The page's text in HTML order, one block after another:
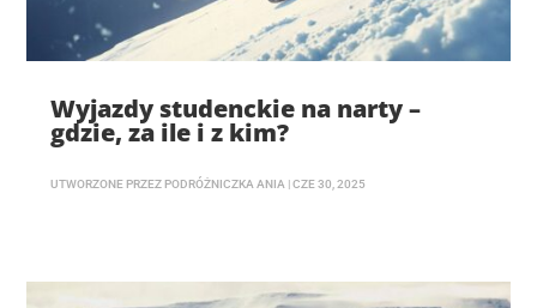
Wyjazdy studenckie na narty –
gdzie, za ile i z kim?
UTWORZONE PRZEZ PODRÓŻNICZKA ANIA |CZE 30, 2025